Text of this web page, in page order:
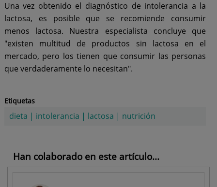
Una vez obtenido el diagnóstico de intolerancia a la
lactosa, es posible que se recomiende consumir
menos lactosa. Nuestra especialista concluye que
"existen multitud de productos sin lactosa en el
mercado, pero los tienen que consumir las personas
que verdaderamente lo necesitan".
Etiquetas
dieta | intolerancia | lactosa | nutrición
Han colaborado en este artículo...